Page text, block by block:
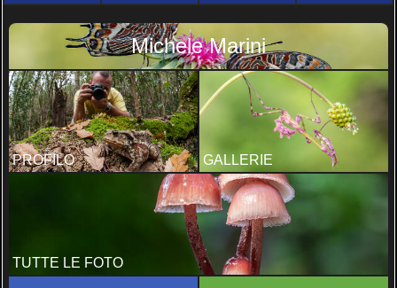
Michele Marini
PROFILO GALLERIE
TUTTE LE FOTO